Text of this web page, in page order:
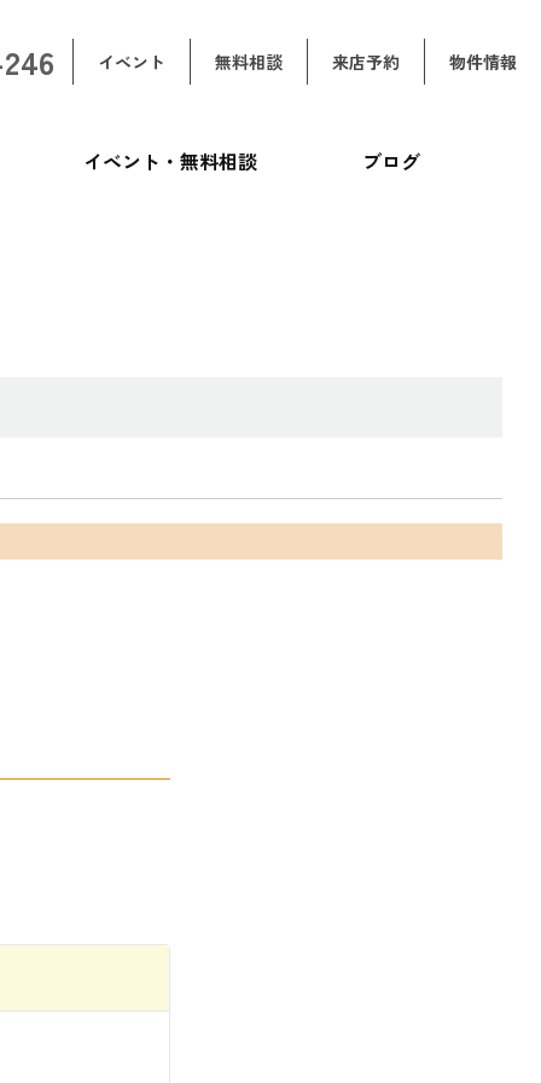
イベント 無料相談 来店予約 物件情報
イベント・無料相談 ブログ